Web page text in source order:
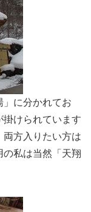
」に分かれてお
掛けられています
両方入りたい方は
私は当然「天翔